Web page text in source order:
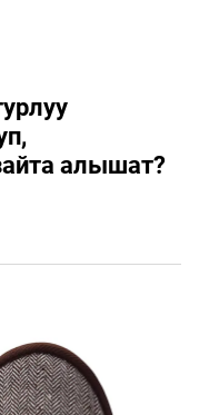
алышат?